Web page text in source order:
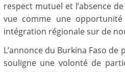
respect mutuel et l’absence
vue comme une
intégration régionale sur de
L’annonce du Burkina Faso
souligne une volonté de